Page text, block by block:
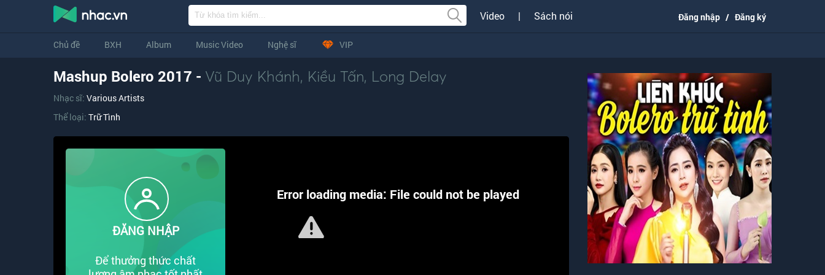
Video | Sách nói Đăng nhập / Đăng ký
Chủ đề BXH Album Music Video Nghệ sĩ VIP
Mashup Bolero 2017 - Vũ Duy Khánh, Kiều Tấn, Long Delay
Nhạc sĩ: Various Artists
Thể loại: Trữ Tình
Error loading media: File could not be played
ĐĂNG NHẬP
Để thưởng thức chất